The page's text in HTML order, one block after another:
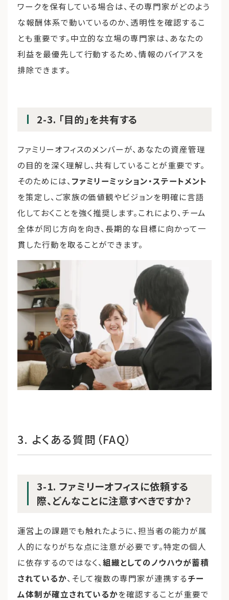
ワークを保有している場合は、その専門家がどのよう
な報酬体系で動いているのか、透明性を確認するこ
とも重要です。中立的な立場の専門家は、あなたの
利益を最優先して行動するため、情報のバイアスを
排除できます。
2-3. 「目的」を共有する
ファミリーオフィスのメンバーが、あなたの資産管理
の目的を深く理解し、共有していることが重要です。
そのためには、 ファミリーミッション・ステートメント
を策定し、ご家族の価値観やビジョンを明確に言語
化しておくことを強く推奨します。これにより、チーム
全体が同じ方向を向き、長期的な目標に向かって一
貫した行動を取ることができます。
3. よくある質問（FAQ）
3-1. ファミリーオフィスに依頼する
際、どんなことに注意すべきですか？
運営上の課題でも触れたように、担当者の能力が属
人的になりがちな点に注意が必要です。特定の個人
に依存するのではなく、組織としてのノウハウが蓄積
されているか、そして複数の専門家が連携するチー
ム体制が確立されているかを確認することが重要で